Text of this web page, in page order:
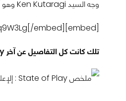
وجه السيد Ken Kutaragi وهو أحد مؤسسي منصة PS1 كلمة رائعة للاعبين احتفالأً بمرور 25 عاماً على بداية ظاهرة ال Playstation
تلك كانت كل التفاصيل عن آخر State of Play ل Sony ، شاركونا آرائكم وهل أنتم متحسمون للعبة Resident Evil 3 Remake ؟!!